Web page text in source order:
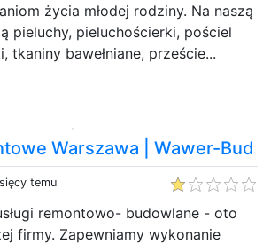
życia młodej rodziny. Na naszą
pieluchy, pieluchościerki, pościel
tkaniny bawełniane, przeście...
Warszawa | Wawer-Bud
temu
remontowo- budowlane - oto
firmy. Zapewniamy wykonanie